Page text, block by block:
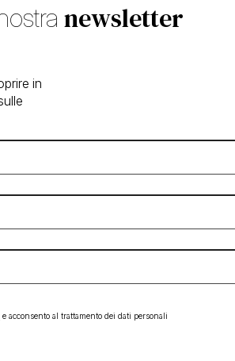
newsletter
in
e acconsento al trattamento dei dati personali